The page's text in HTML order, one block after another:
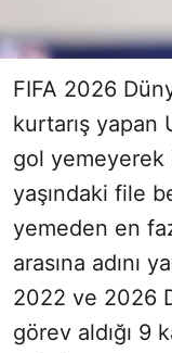
FIFA 2026
kurtarış yapan
gol yemeyerek
yaşındaki file
yemeden en
arasına adını
2022 ve 2026
görev aldığı 9